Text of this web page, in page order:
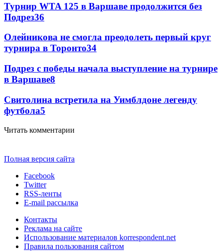
Турнир WTA 125 в Варшаве продолжится без
Подрез36
Олейникова не смогла преодолеть первый круг
турнира в Торонто34
Подрез с победы начала выступление на турнире
в Варшаве8
Свитолина встретила на Уимблдоне легенду
футбола5
Читать комментарии
Полная версия сайта
Facebook
Twitter
RSS-ленты
E-mail рассылка
Контакты
Реклама на сайте
Использование материалов korrespondent.net
Правила пользования сайтом